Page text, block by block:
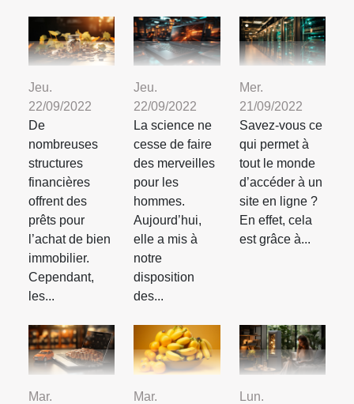
Jeu.
22/09/2022
De
nombreuses
structures
financières
offrent des
prêts pour
l’achat de bien
immobilier.
Cependant,
les...
Jeu.
22/09/2022
La science ne
cesse de faire
des merveilles
pour les
hommes.
Aujourd’hui,
elle a mis à
notre
disposition
des...
Mer.
21/09/2022
Savez-vous ce
qui permet à
tout le monde
d’accéder à un
site en ligne ?
En effet, cela
est grâce à...
Mar.
Mar.
Lun.